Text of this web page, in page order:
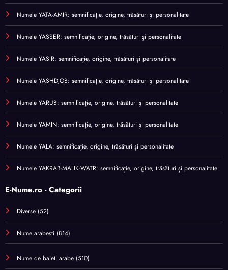
Numele YATA-AMIR: semnificație, origine, trăsături și personalitate
Numele YASSER: semnificație, origine, trăsături și personalitate
Numele YASIR: semnificație, origine, trăsături și personalitate
Numele YASHDJOB: semnificație, origine, trăsături și personalitate
Numele YARUB: semnificație, origine, trăsături și personalitate
Numele YAMIN: semnificație, origine, trăsături și personalitate
Numele YALA: semnificație, origine, trăsături și personalitate
Numele YAKRAB-MALIK-WATR: semnificație, origine, trăsături și personalitate
E-Nume.ro - Categorii
Diverse (52)
Nume arabesti (814)
Nume de baieti arabe (510)